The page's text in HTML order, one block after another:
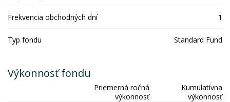
Frekvencia obchodných dní 1
Typ fondu Standard Fund
Výkonnosť fondu
Priemerná ročná
výkonnosť
Kumulatívna
výkonnosť